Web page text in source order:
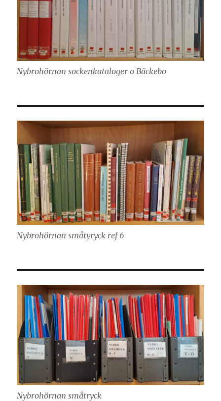
Nybrohörnan sockenkataloger o Bäckebo
Nybrohörnan småtyryck ref 6
Nybrohörnan småtryck